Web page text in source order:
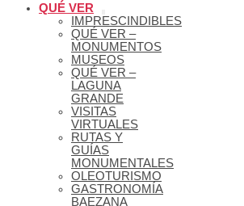
QUÉ VER
IMPRESCINDIBLES
QUÉ VER –
MONUMENTOS
MUSEOS
QUÉ VER –
LAGUNA
GRANDE
VISITAS
VIRTUALES
RUTAS Y
GUÍAS
MONUMENTALES
OLEOTURISMO
GASTRONOMÍA
BAEZANA